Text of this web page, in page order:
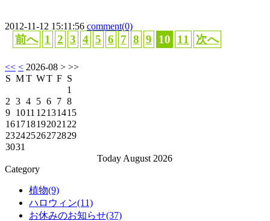
2012-11-12 15:11:56 comment(0)
前へ 1 2 3 4 5 6 7 8 9 10 11 次へ
<< < 2026-08 > >>
S MT WT F S
1
2 3 4 5 6 7 8
9 1011 12131415
16171819202122
23242526272829
3031
Today August 2026
Category
植物(9)
ハロウィン(11)
お休みのお知らせ(37)